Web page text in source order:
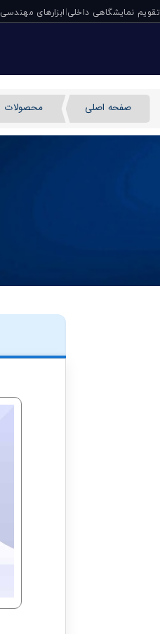
تقویم نمایشگاهی داخلی|ابزارهای مهندسی
صفحه اصلی محصولات